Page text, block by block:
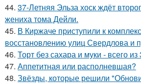
44. 37-Летняя Эльза хоск ждёт
жениха тома Дейли.
45. В Киржаче приступили к
восстановлению улиц Свердлова и
46. Торт без сахара и муки - всего
47. Аппетитная или располневшая?
48. Звёзды, которые решили